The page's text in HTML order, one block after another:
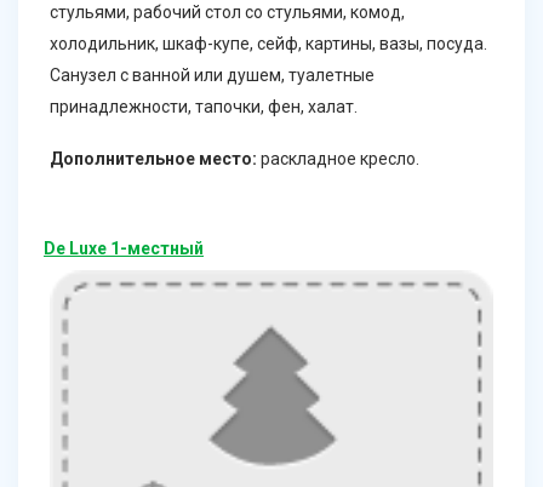
стульями, рабочий стол со стульями, комод,
холодильник, шкаф-купе, сейф, картины, вазы, посуда.
Санузел с ванной или душем, туалетные
принадлежности, тапочки, фен, халат.
Дополнительное место: раскладное кресло.
De Luxe 1-местный